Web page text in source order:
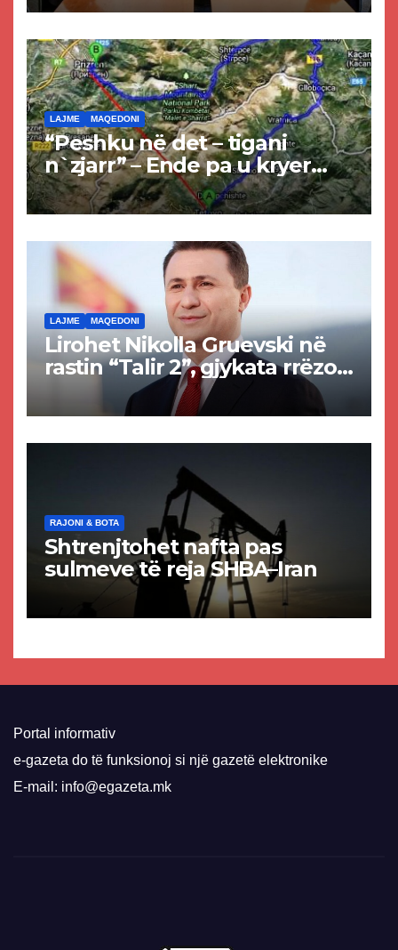
LAJME MAQEDONI
“Peshku në det – tigani
n`zjarr” – Ende pa u kryer
projekti i tunelit, komuna e
Tetovës nis punimet për
LAJME MAQEDONI
Lirohet Nikolla Gruevski në
rastin “Talir 2”, gjykata rrëzon
akuzat për ndërtimin e
paligjshëm të selisë së
RAJONI & BOTA
Shtrenjtohet nafta pas
sulmeve të reja SHBA–Iran
Portal informativ
e-gazeta do të funksionoj si një gazetë elektronike
E-mail: info@egazeta.mk